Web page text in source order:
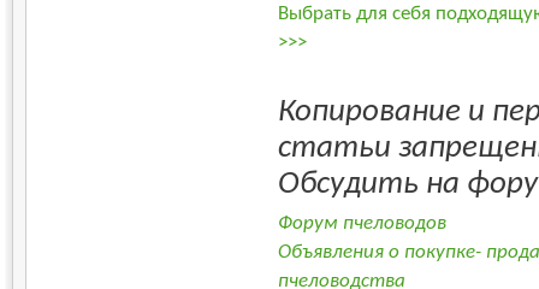
Выбрать для себя
>>>
Копирование и
статьи
Обсудить на
Форум пчеловодов
Объявления о покупке-
пчеловодства